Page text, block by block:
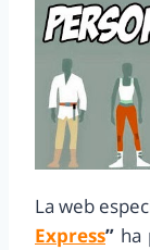
La web
Express” ha